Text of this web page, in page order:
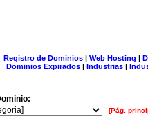
Registro de Dominios| Web Hosting |
Dominios Expirados | Industrias |
[Pág.